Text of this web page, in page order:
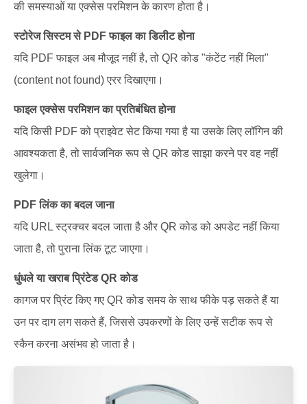
की समस्याओं या एक्सेस परमिशन के कारण होता है।
स्टोरेज सिस्टम से PDF फाइल का डिलीट होना
यदि PDF फाइल अब मौजूद नहीं है, तो QR कोड "कंटेंट नहीं मिला"
(content not found) एरर दिखाएगा।
फाइल एक्सेस परमिशन का प्रतिबंधित होना
यदि किसी PDF को प्राइवेट सेट किया गया है या उसके लिए लॉगिन की
आवश्यकता है, तो सार्वजनिक रूप से QR कोड साझा करने पर वह नहीं
खुलेगा।
PDF लिंक का बदल जाना
यदि URL स्ट्रक्चर बदल जाता है और QR कोड को अपडेट नहीं किया
जाता है, तो पुराना लिंक टूट जाएगा।
धुंधले या खराब प्रिंटेड QR कोड
कागज पर प्रिंट किए गए QR कोड समय के साथ फीके पड़ सकते हैं या
उन पर दाग लग सकते हैं, जिससे उपकरणों के लिए उन्हें सटीक रूप से
स्कैन करना असंभव हो जाता है।